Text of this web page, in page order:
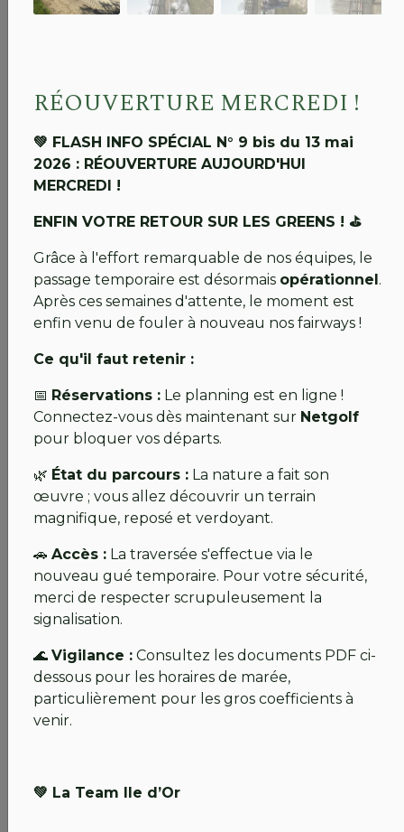
RÉOUVERTURE MERCREDI !
💚 FLASH INFO SPÉCIAL N° 9 bis du 13 mai
2026 : RÉOUVERTURE AUJOURD'HUI
MERCREDI !
ENFIN VOTRE RETOUR SUR LES GREENS ! ⛳
Grâce à l'effort remarquable de nos équipes, le
passage temporaire est désormais opérationnel.
Après ces semaines d'attente, le moment est
enfin venu de fouler à nouveau nos fairways !
Ce qu'il faut retenir :
📅 Réservations : Le planning est en ligne !
Connectez-vous dès maintenant sur Netgolf
pour bloquer vos départs.
🌿 État du parcours : La nature a fait son
œuvre ; vous allez découvrir un terrain
magnifique, reposé et verdoyant.
🚗 Accès : La traversée s'effectue via le
nouveau gué temporaire. Pour votre sécurité,
merci de respecter scrupuleusement la
signalisation.
🌊 Vigilance : Consultez les documents PDF ci-
dessous pour les horaires de marée,
particulièrement pour les gros coefficients à
venir.
💚 La Team Ile d’Or
19 avril 2026 : GOLF FERME : Un horizon se
💚 FLASH INFO N°8
Chers abonnés, chers licenciés, chers visiteurs,
C’est avec une immense joie et un réel soulagement
que nous partageons avec vous une avancée
majeure pour notre club.
la DDT49 pour la création de notre gué temporaire.
C’est la nouvelle que nous attendions tous ! Il faut
compléter notre dossier final avec l’étude de
gué,
Et le calendrier présenté à VNF va pouvoir être
Calendrier des travaux :Le chantier débutera
dès la fin avril.
Réouverture en vue :
uneréouverture du parcours aux alentours
de la mi-mai.
Nos entrepreneurs sont déjà mobilisés pour
Assemblée Générale de l'AS : On se retrouve !